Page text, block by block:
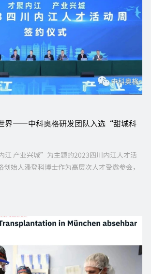
界——中科奥格研发团队入选“甜城科
江 产业兴城”为主题的2023四川内江人才活
始人潘登科博士作为高层次人才受邀参会，
...